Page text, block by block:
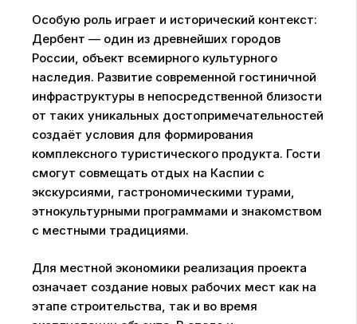
Особую роль играет и исторический контекст:
Дербент — один из древнейших городов
России, объект всемирного культурного
наследия. Развитие современной гостиничной
инфраструктуры в непосредственной близости
от таких уникальных достопримечательностей
создаёт условия для формирования
комплексного туристического продукта. Гости
смогут совмещать отдых на Каспии с
экскурсиями, гастрономическими турами,
этнокультурными программами и знакомством
с местными традициями.
Для местной экономики реализация проекта
означает создание новых рабочих мест как на
этапе строительства, так и во время